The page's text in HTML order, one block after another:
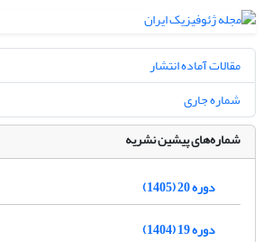
مقالات آماده انتشار
شماره جاری
شماره‌های پیشین نشریه
دوره 20 (1405)
دوره 19 (1404)